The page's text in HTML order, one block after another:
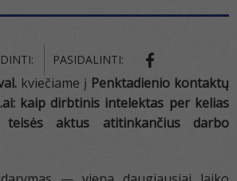
PASIDALINTI:
kviečiame į Penktadienio kontaktų
kaip dirbtinis intelektas per kelias
teisės aktus atitinkančius darbo